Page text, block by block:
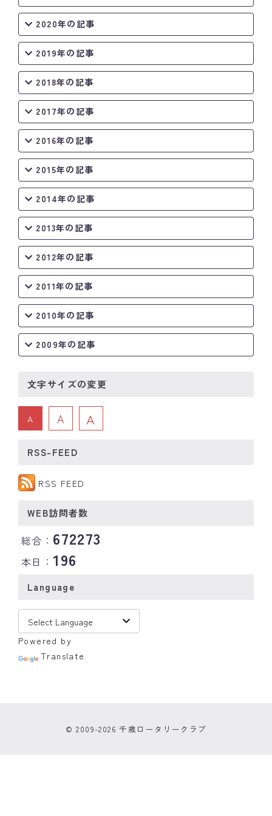
2020年の記事
2019年の記事
2018年の記事
2017年の記事
2016年の記事
2015年の記事
2014年の記事
2013年の記事
2012年の記事
2011年の記事
2010年の記事
2009年の記事
文字サイズの変更
A A A
RSS-FEED
RSS FEED
WEB訪問者数
総合： 672273
本日：196
Language
Powered by
Translate
© 2009-2026 千歳ロータリークラブ